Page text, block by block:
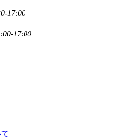
17:00
17:00